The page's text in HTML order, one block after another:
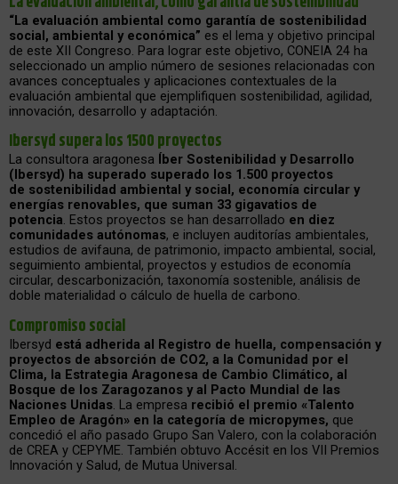
“La evaluación ambiental como garantía de sostenibilidad
social, ambiental y económica” es el lema y objetivo principal
de este XII Congreso. Para lograr este objetivo, CONEIA 24 ha
seleccionado un amplio número de sesiones relacionadas con
avances conceptuales y aplicaciones contextuales de la
evaluación ambiental que ejemplifiquen sostenibilidad, agilidad,
innovación, desarrollo y adaptación.
Ibersyd supera los 1500 proyectos
La consultora aragonesa Íber Sostenibilidad y Desarrollo
(Ibersyd) ha superado superado los 1.500 proyectos
de sostenibilidad ambiental y social, economía circular y
energías renovables, que suman 33 gigavatios de
potencia. Estos proyectos se han desarrollado en diez
comunidades autónomas, e incluyen auditorías ambientales,
estudios de avifauna, de patrimonio, impacto ambiental, social,
seguimiento ambiental, proyectos y estudios de economía
circular, descarbonización, taxonomía sostenible, análisis de
doble materialidad o cálculo de huella de carbono.
Compromiso social
Ibersyd está adherida al Registro de huella, compensación y
proyectos de absorción de CO2, a la Comunidad por el
Clima, la Estrategia Aragonesa de Cambio Climático, al
Bosque de los Zaragozanos y al Pacto Mundial de las
Naciones Unidas. La empresa recibió el premio «Talento
Empleo de Aragón» en la categoría de micropymes, que
concedió el año pasado Grupo San Valero, con la colaboración
de CREA y CEPYME. También obtuvo Accésit en los VII Premios
Innovación y Salud, de Mutua Universal.